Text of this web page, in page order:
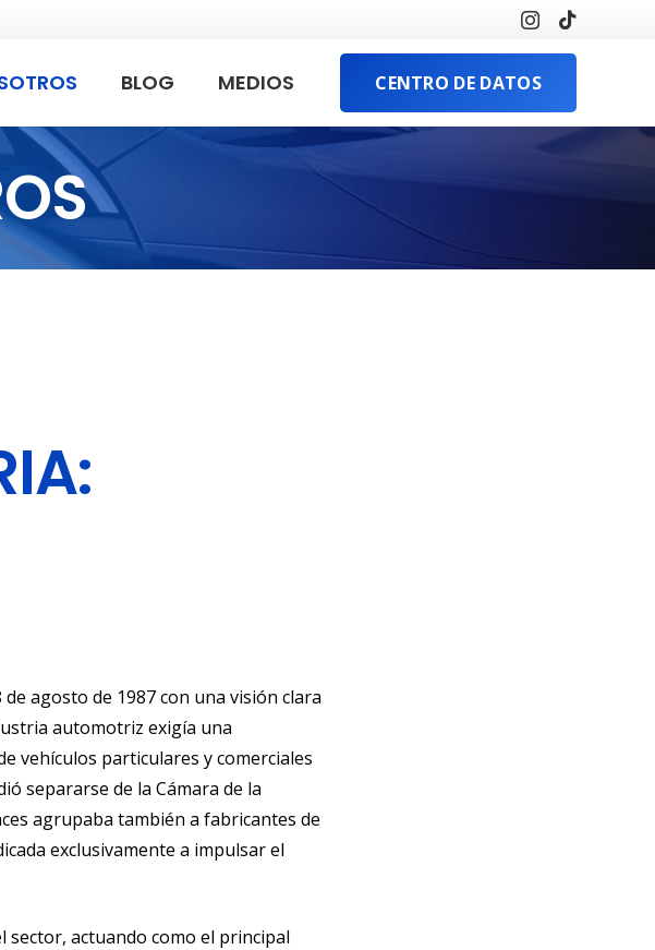
BLOG MEDIOS CENTRO DE DATOS
agosto de 1987 con una visión clara
automotriz exigía una
vehículos particulares y comerciales
separarse de la Cámara de la
agrupaba también a fabricantes de
exclusivamente a impulsar el
sector, actuando como el principal